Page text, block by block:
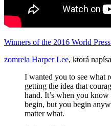
Winners of the 2016 World
zomrela Harper Lee, ktorá
I wanted you to see what
getting the idea that
hand. It’s when you
begin, but you begin
matter what.